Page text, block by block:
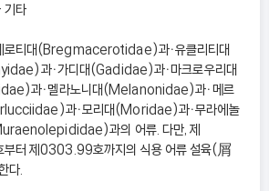
타
로티대(Bregmacerotidae)과ㆍ유클리티대
과ㆍ가디대(Gadidae)과ㆍ마크로우리대
과ㆍ멜라노니대(Melanonidae)과ㆍ메르
과ㆍ모리대(Moridae)과ㆍ무라에놀
과의 어류. 다만, 제
터 제0303.99호까지의 식용 어류 설육(屑
다.